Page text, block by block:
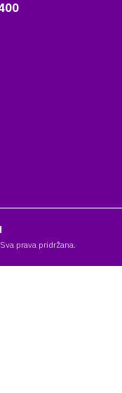
prava pridržana.